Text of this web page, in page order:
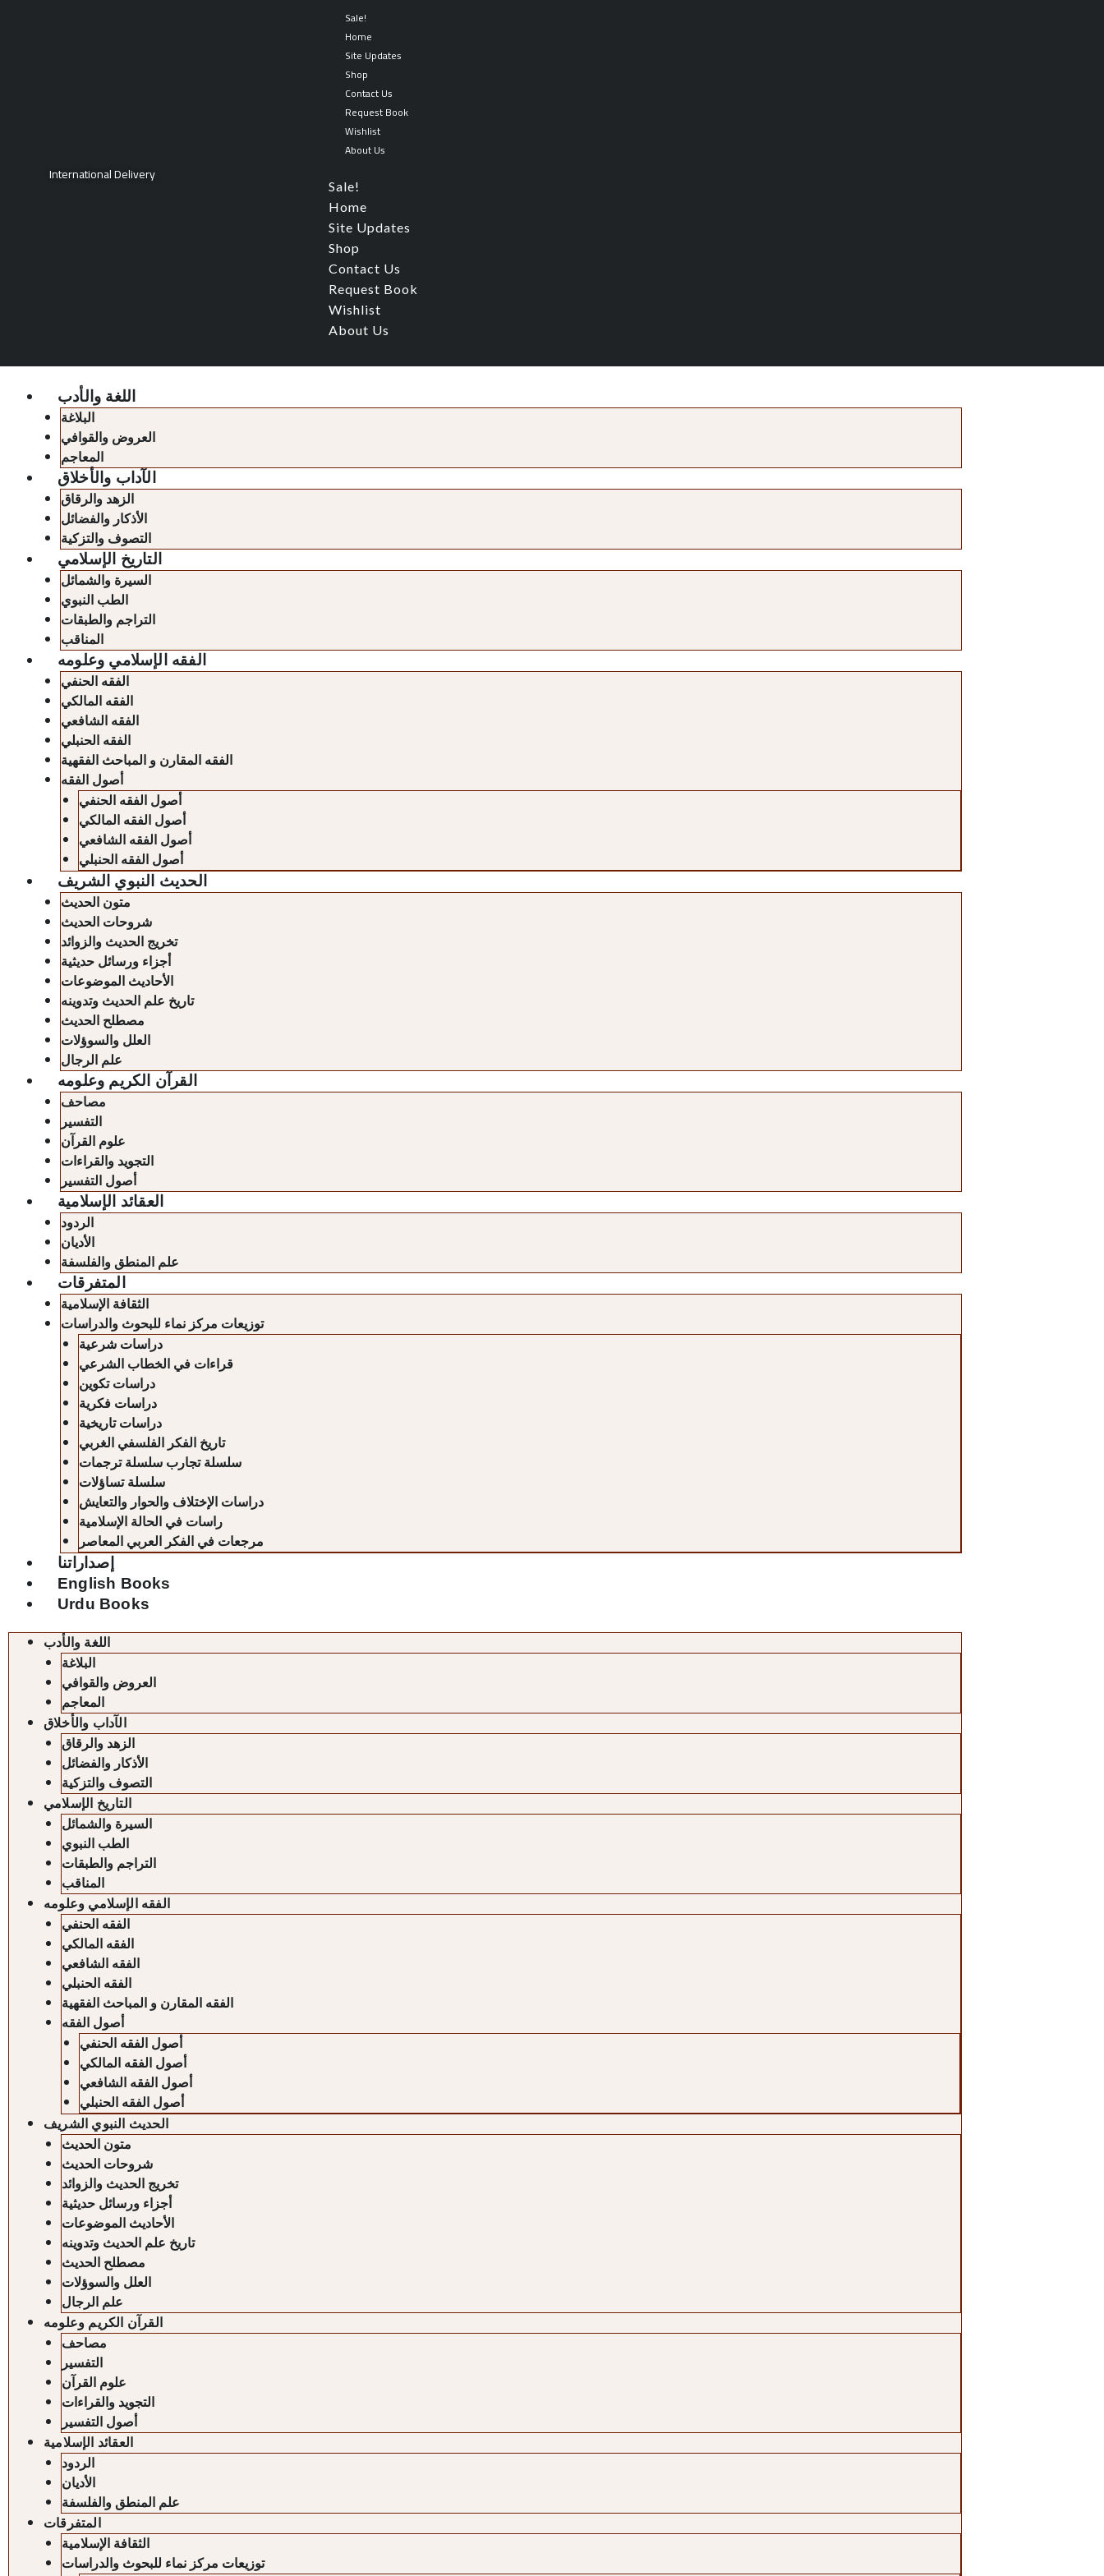
International Delivery
Sale!
Home
Site Updates
Shop
Contact Us
Request Book
Wishlist
About Us
Sale!
Home
Site Updates
Shop
Contact Us
Request Book
Wishlist
About Us
اللغة والأدب
البلاغة
العروض والقوافي
المعاجم
الآداب والأخلاق
الزهد والرقاق
الأذكار والفضائل
التصوف والتزكية
التاريخ الإسلامي
السيرة والشمائل
الطب النبوي
التراجم والطبقات
المناقب
الفقه الإسلامي وعلومه
الفقه الحنفي
الفقه المالكي
الفقه الشافعي
الفقه الحنبلي
الفقه المقارن و المباحث الفقهية
أصول الفقه
أصول الفقه الحنفي
أصول الفقه المالكي
أصول الفقه الشافعي
أصول الفقه الحنبلي
الحديث النبوي الشريف
متون الحديث
شروحات الحديث
تخريج الحديث والزوائد
أجزاء ورسائل حديثية
الأحاديث الموضوعات
تاريخ علم الحديث وتدوينه
مصطلح الحديث
العلل والسوؤلات
علم الرجال
القرآن الكريم وعلومه
مصاحف
التفسير
علوم القرآن
التجويد والقراءات
أصول التفسير
العقائد الإسلامية
الردود
الأديان
علم المنطق والفلسفة
المتفرقات
الثقافة الإسلامية
توزيعات مركز نماء للبحوث والدراسات
دراسات شرعية
قراءات في الخطاب الشرعي
دراسات تكوين
دراسات فكرية
دراسات تاريخية
تاريخ الفكر الفلسفي الغربي
سلسلة تجارب سلسلة ترجمات
سلسلة تساؤلات
دراسات الإختلاف والحوار والتعايش
راسات في الحالة الإسلامية
مرجعات في الفكر العربي المعاصر
إصداراتنا
English Books
Urdu Books
اللغة والأدب
البلاغة
العروض والقوافي
المعاجم
الآداب والأخلاق
الزهد والرقاق
الأذكار والفضائل
التصوف والتزكية
التاريخ الإسلامي
السيرة والشمائل
الطب النبوي
التراجم والطبقات
المناقب
الفقه الإسلامي وعلومه
الفقه الحنفي
الفقه المالكي
الفقه الشافعي
الفقه الحنبلي
الفقه المقارن و المباحث الفقهية
أصول الفقه
أصول الفقه الحنفي
أصول الفقه المالكي
أصول الفقه الشافعي
أصول الفقه الحنبلي
الحديث النبوي الشريف
متون الحديث
شروحات الحديث
تخريج الحديث والزوائد
أجزاء ورسائل حديثية
الأحاديث الموضوعات
تاريخ علم الحديث وتدوينه
مصطلح الحديث
العلل والسوؤلات
علم الرجال
القرآن الكريم وعلومه
مصاحف
التفسير
علوم القرآن
التجويد والقراءات
أصول التفسير
العقائد الإسلامية
الردود
الأديان
علم المنطق والفلسفة
المتفرقات
الثقافة الإسلامية
توزيعات مركز نماء للبحوث والدراسات